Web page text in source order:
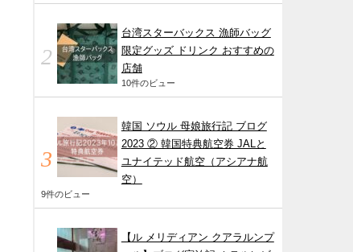
台湾スターバックス 漁師バッグ
限定グッズ ドリンク おすすめの
店舗
10件のビュー
韓国 ソウル 母娘旅行記 ブログ
2023 ② 韓国特典航空券 JALと
ユナイテッド航空（アシアナ航
空）
9件のビュー
【ル メリディアン クアラルンプ